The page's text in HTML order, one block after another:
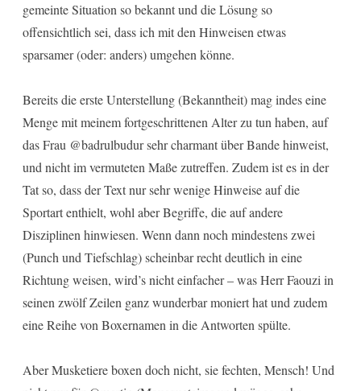
gemeinte Situation so bekannt und die Lösung so
offensichtlich sei, dass ich mit den Hinweisen etwas
sparsamer (oder: anders) umgehen könne.
Bereits die erste Unterstellung (Bekanntheit) mag indes eine
Menge mit meinem fortgeschrittenen Alter zu tun haben, auf
das Frau @badrulbudur sehr charmant über Bande hinweist,
und nicht im vermuteten Maße zutreffen. Zudem ist es in der
Tat so, dass der Text nur sehr wenige Hinweise auf die
Sportart enthielt, wohl aber Begriffe, die auf andere
Disziplinen hinwiesen. Wenn dann noch mindestens zwei
(Punch und Tiefschlag) scheinbar recht deutlich in eine
Richtung weisen, wird’s nicht einfacher – was Herr Faouzi in
seinen zwölf Zeilen ganz wunderbar moniert hat und zudem
eine Reihe von Boxernamen in die Antworten spülte.
Aber Musketiere boxen doch nicht, sie fechten, Mensch! Und